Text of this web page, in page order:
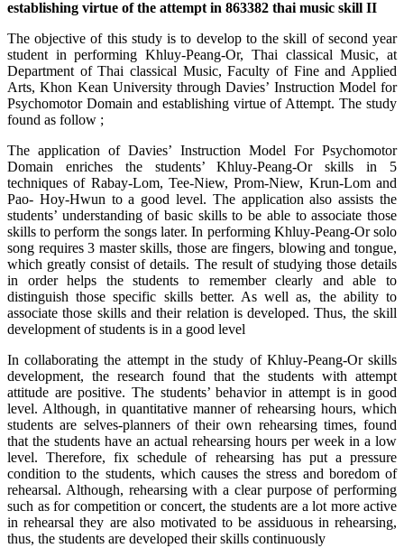
establishing virtue of the attempt in 863382 thai music skill II
The objective of this study is to develop to the skill of second year
student in performing Khluy-Peang-Or, Thai classical Music, at
Department of Thai classical Music, Faculty of Fine and Applied
Arts, Khon Kean University through Davies’ Instruction Model for
Psychomotor Domain and establishing virtue of Attempt. The study
found as follow ;
The application of Davies’ Instruction Model For Psychomotor
Domain enriches the students’ Khluy-Peang-Or skills in 5
techniques of Rabay-Lom, Tee-Niew, Prom-Niew, Krun-Lom and
Pao- Hoy-Hwun to a good level. The application also assists the
students’ understanding of basic skills to be able to associate those
skills to perform the songs later. In performing Khluy-Peang-Or solo
song requires 3 master skills, those are fingers, blowing and tongue,
which greatly consist of details. The result of studying those details
in order helps the students to remember clearly and able to
distinguish those specific skills better. As well as, the ability to
associate those skills and their relation is developed. Thus, the skill
development of students is in a good level
In collaborating the attempt in the study of Khluy-Peang-Or skills
development, the research found that the students with attempt
attitude are positive. The students’ behavior in attempt is in good
level. Although, in quantitative manner of rehearsing hours, which
students are selves-planners of their own rehearsing times, found
that the students have an actual rehearsing hours per week in a low
level. Therefore, fix schedule of rehearsing has put a pressure
condition to the students, which causes the stress and boredom of
rehearsal. Although, rehearsing with a clear purpose of performing
such as for competition or concert, the students are a lot more active
in rehearsal they are also motivated to be assiduous in rehearsing,
thus, the students are developed their skills continuously